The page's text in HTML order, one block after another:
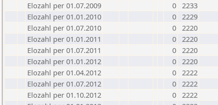
Elozahl per 01.07.2009
0 2233
Elozahl per 01.01.2010
0 2229
Elozahl per 01.07.2010
0 2220
Elozahl per 01.01.2011
0 2220
Elozahl per 01.07.2011
0 2220
Elozahl per 01.01.2012
0 2220
Elozahl per 01.04.2012
0 2222
Elozahl per 01.07.2012
0 2222
Elozahl per 01.10.2012
0 2222